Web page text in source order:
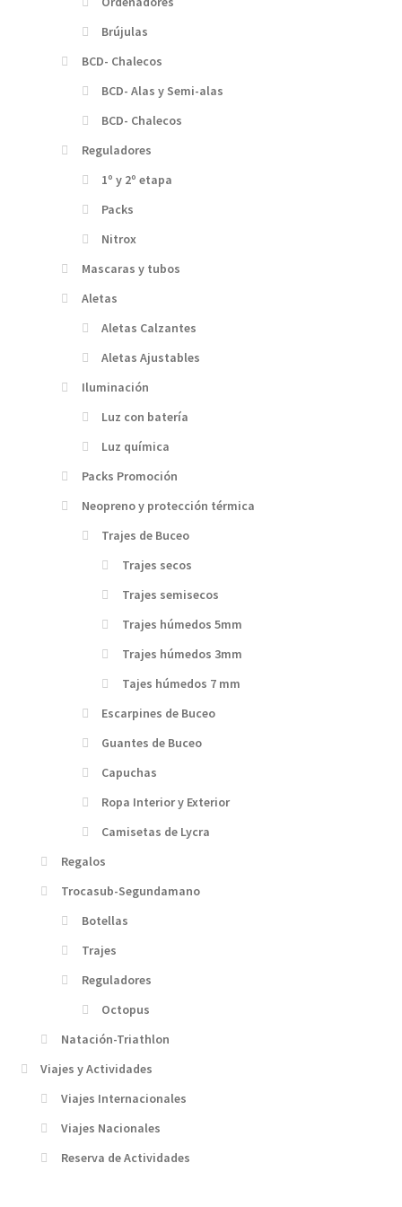
Brújulas
BCD- Chalecos
BCD- Alas y Semi-alas
BCD- Chalecos
Reguladores
1º y 2º etapa
Packs
Nitrox
Mascaras y tubos
Aletas
Aletas Calzantes
Aletas Ajustables
Iluminación
Luz con batería
Luz química
Packs Promoción
Neopreno y protección térmica
Trajes de Buceo
Trajes secos
Trajes semisecos
Trajes húmedos 5mm
Trajes húmedos 3mm
Tajes húmedos 7 mm
Escarpines de Buceo
Guantes de Buceo
Capuchas
Ropa Interior y Exterior
Camisetas de Lycra
Regalos
Trocasub-Segundamano
Botellas
Trajes
Reguladores
Octopus
Natación-Triathlon
Viajes y Actividades
Viajes Internacionales
Viajes Nacionales
Reserva de Actividades